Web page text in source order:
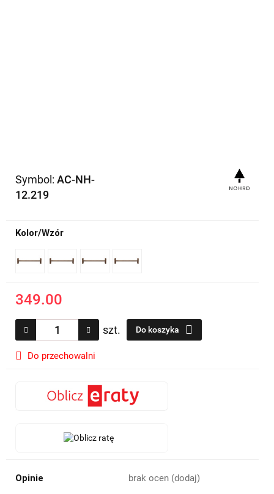
Symbol: AC-NH-
12.219
Kolor/Wzór
349.00
szt. Do koszyka
Do przechowalni
Opinie brak ocen (dodaj)